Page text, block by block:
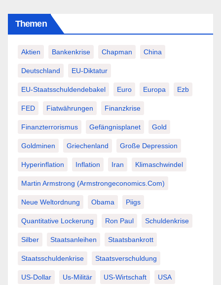
Themen
Aktien Bankenkrise Chapman China
Deutschland EU-Diktatur
EU-Staatsschuldendebakel Euro Europa Ezb
FED Fiatwährungen Finanzkrise
Finanzterrorismus Gefängnisplanet Gold
Goldminen Griechenland Große Depression
Hyperinflation Inflation Iran Klimaschwindel
Martin Armstrong (Armstrongeconomics.com)
Neue Weltordnung Obama Piigs
Quantitative Lockerung Ron Paul Schuldenkrise
Silber Staatsanleihen Staatsbankrott
Staatsschuldenkrise Staatsverschuldung
US-Dollar Us-Militär US-Wirtschaft USA